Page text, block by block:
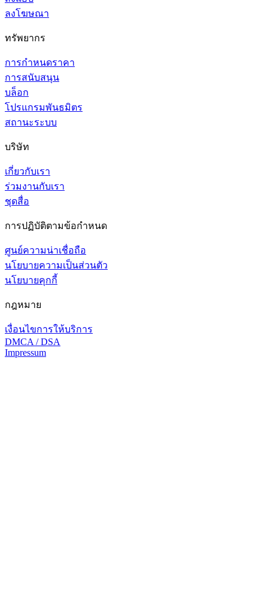
ลงโฆษณา
ทรัพยากร
การกำหนดราคา
การสนับสนุน
บล็อก
โปรแกรมพันธมิตร
สถานะระบบ
บริษัท
เกี่ยวกับเรา
ร่วมงานกับเรา
ชุดสื่อ
การปฏิบัติตามข้อกำหนด
ศูนย์ความน่าเชื่อถือ
นโยบายความเป็นส่วนตัว
นโยบายคุกกี้
กฎหมาย
เงื่อนไขการให้บริการ
DMCA / DSA
Impressum